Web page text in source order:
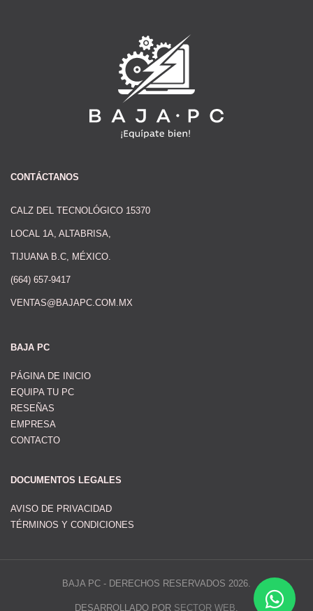
CONTÁCTANOS
CALZ DEL TECNOLÓGICO 15370
LOCAL 1A, ALTABRISA,
TIJUANA B.C, MÉXICO.
(664) 657-9417
VENTAS@BAJAPC.COM.MX
BAJA PC
PÁGINA DE INICIO
EQUIPA TU PC
RESEÑAS
EMPRESA
CONTACTO
DOCUMENTOS LEGALES
AVISO DE PRIVACIDAD
TÉRMINOS Y CONDICIONES
BAJA PC - DERECHOS RESERVADOS 2026.
DESARROLLADO POR SECTOR WEB